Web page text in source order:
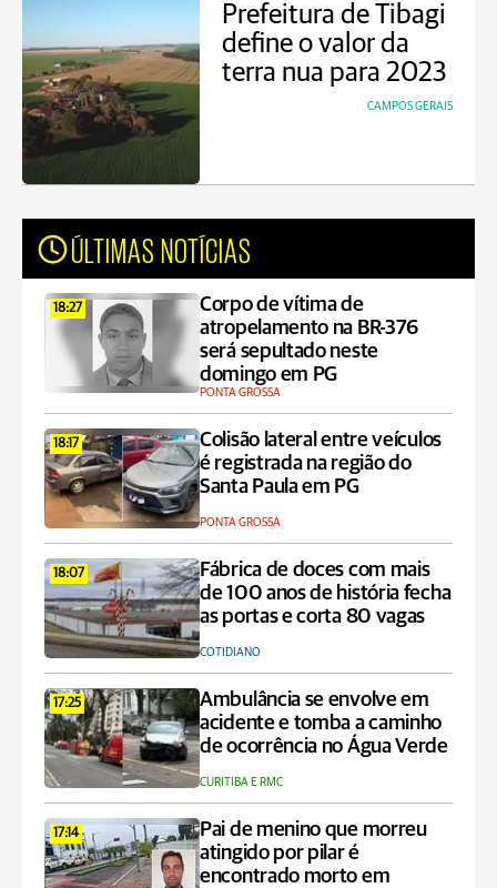
Prefeitura de Tibagi
define o valor da
terra nua para 2023
CAMPOS GERAIS
ÚLTIMAS NOTÍCIAS
18:27
Corpo de vítima de
atropelamento na BR-376
será sepultado neste
domingo em PG
PONTA GROSSA
18:17
Colisão lateral entre veículos
é registrada na região do
Santa Paula em PG
PONTA GROSSA
18:07
Fábrica de doces com mais
de 100 anos de história fecha
as portas e corta 80 vagas
COTIDIANO
17:25
Ambulância se envolve em
acidente e tomba a caminho
de ocorrência no Água Verde
CURITIBA E RMC
17:14
Pai de menino que morreu
atingido por pilar é
encontrado morto em